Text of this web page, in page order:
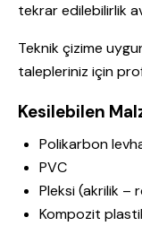
tekrar edilebilirlik
Teknik çizime
talepleriniz için
Kesilebilen
Polikarbon
PVC
Pleksi (akrilik –
Kompozit